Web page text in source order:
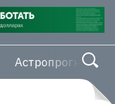
Астропрогноз